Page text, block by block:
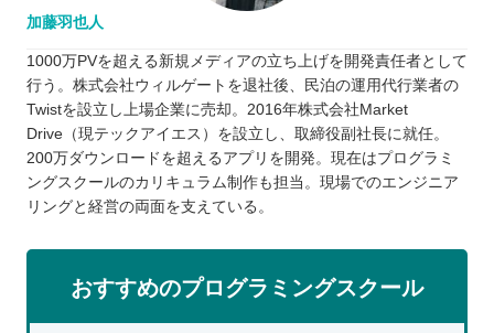
加藤羽也人
1000万PVを超える新規メディアの立ち上げを開発責任者として
行う。株式会社ウィルゲートを退社後、民泊の運用代行業者の
Twistを設立し上場企業に売却。2016年株式会社Market
Drive（現テックアイエス）を設立し、取締役副社長に就任。
200万ダウンロードを超えるアプリを開発。現在はプログラミ
ングスクールのカリキュラム制作も担当。現場でのエンジニア
リングと経営の両面を支えている。
おすすめのプログラミングスクール